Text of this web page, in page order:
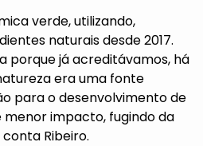
verde, utilizando,
naturais desde 2017.
porque já acreditávamos, há
era uma fonte
para o desenvolvimento de
impacto, fugindo da
Ribeiro.